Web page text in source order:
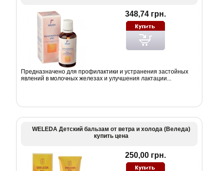
348,74 грн.
Предназначено для профилактики и устранения застойных
явлений в молочных железах и улучшения лактации...
WELEDA Детский бальзам от ветра и холода (Веледа)
купить цена
250,00 грн.